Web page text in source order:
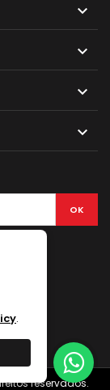




.
reservados.